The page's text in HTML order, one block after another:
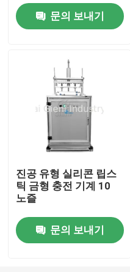
우리 에 관한 것
공장 투어
품질 관리
저희와 연락
뉴스
사건
문의 보내기
진공 유형 실리콘 립스
틱 금형 충전 기계 10
노즐
문의 보내기